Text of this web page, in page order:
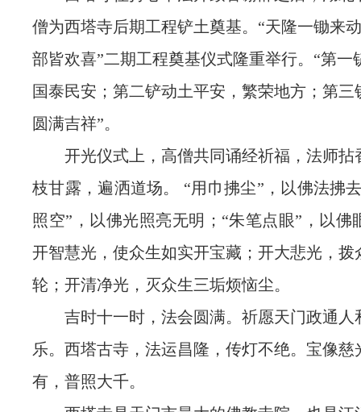
僧为西塔寺后期工程铲土奠基。“天隆一锄来
部皆欢喜”二期工程奠基仪式隆重举行。“第一
国泰民安；第二铲动土平安，繁荣地方；第三
圆满吉祥”。
开光仪式上，高僧共同诵经祈福，法师拈
枝甘露，遍洒道场。 “用巾拂尘”，以佛法拂
照空”，以佛光照亮无明；“朱笔点眼”，以佛
开智慧光，使众生如实开宝藏；开大悲光，拨
轮；开清净光，灭众生三垢烦恼尘。
吉时十一时，法会圆满。祈愿天门政通人
乐。西塔古寺，法运昌隆，传灯不绝。宝像慈
有，普照大千。